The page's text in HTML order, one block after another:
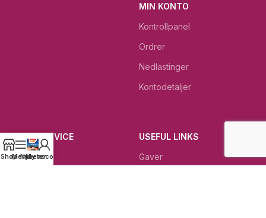
MIN KONTO
Kontrollpanel
Ordrer
Nedlastinger
Kontodetaljer
KUNDESERVICE
Kontakt
USEFUL LINKS
Gaver
ShopMenuNyheter
My account